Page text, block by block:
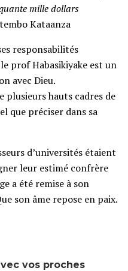
mille dollars
Kataanza
responsabilités
prof Habasikiyake est un
avec Dieu.
hauts cadres de
que préciser dans sa
d’universités étaient
leur estimé confrère
a été remise à son
son âme repose en paix.
vos proches